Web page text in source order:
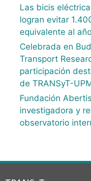
Las bicis
logran evitar
equivalente al
Celebrada en
Transport
participación
de TRANSyT-
Fundación
investigadora y
observatorio